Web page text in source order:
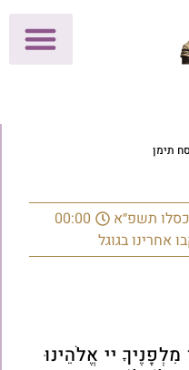
תימן
כסלו תשפ״א
00:00
אחרינו בגוגל
יי אֱלֹהֵינוּ